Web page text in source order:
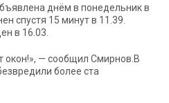
днём в понедельник в
спустя 15 минут в 11.39.
в 16.03.
окон!», — сообщил Смирнов.В
более ста